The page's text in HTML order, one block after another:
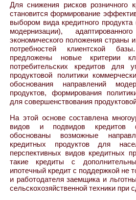
Для снижения рисков розничного
становится формирование
выбором вида кредитного продукта
модернизации),
экономического положения страны
потребностей клиентской
предложены новые критерии
потребительских кредитов для
продуктовой политики
обоснования направлений
продуктов, формирования
для совершенствования
На этой основе составлена
видов и подвидов кредитов
обоснованы возможные
кредитных продуктов для
перспективных видов кредитных
такие кредиты с
ипотечный кредит с поддержкой не
и работодателя заемщика и
сельскохозяйственной техники при